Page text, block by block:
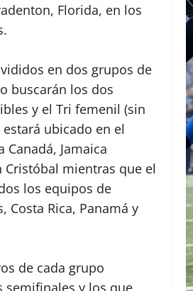
Florida, en los
en dos grupos de
buscarán los dos
y el Tri femenil (sin
ubicado en el
Canadá, Jamaica
Cristóbal mientras que el
los equipos de
Costa Rica, Panamá y
de cada grupo
semifinales y los que